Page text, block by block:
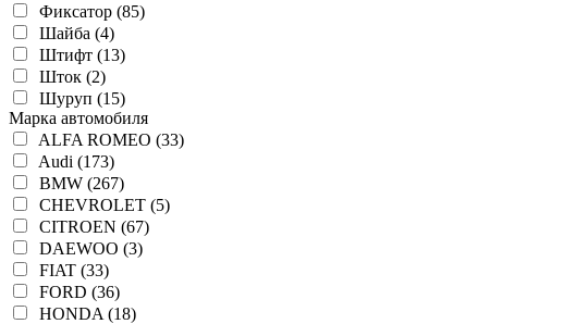
Фиксатор (85)
Шайба (4)
Штифт (13)
Шток (2)
Шуруп (15)
Марка автомобиля
ALFA ROMEO (33)
Audi (173)
BMW (267)
CHEVROLET (5)
CITROEN (67)
DAEWOO (3)
FIAT (33)
FORD (36)
HONDA (18)